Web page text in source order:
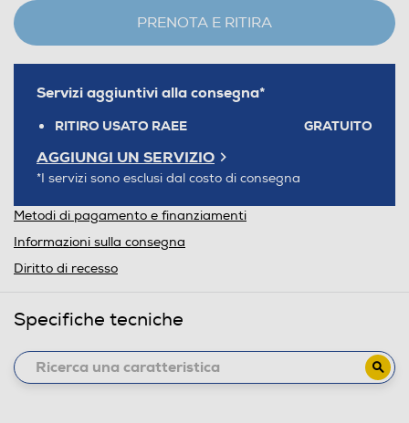
PRENOTA E RITIRA
Servizi aggiuntivi alla consegna*
RITIRO USATO RAEE GRATUITO
AGGIUNGI UN SERVIZIO
*I servizi sono esclusi dal costo di consegna
Metodi di pagamento e finanziamenti
Informazioni sulla consegna
Diritto di recesso
Specifiche tecniche